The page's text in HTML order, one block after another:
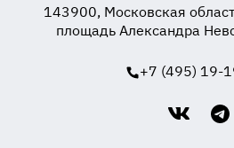
143900, Московская
площадь Александра
+7 (495) 19-